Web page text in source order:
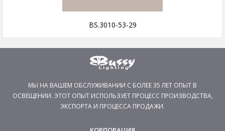
BS.3010-53-29
МЫ НА ВАШЕМ ОБСЛУЖИВАНИИ С БОЛЕЕ 35 ЛЕТ ОПЫТ В
ОСВЕЩЕНИИ. ЭТОТ ОПЫТ ИСПОЛЬЗУЕТ ПРОЦЕСС ПРОИЗВОДСТВА,
ЭКСПОРТА И ПРОЦЕССА ПРОДАЖИ.